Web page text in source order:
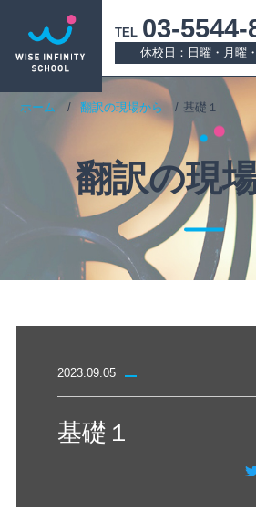
TEL 03-5544-
休校日：日曜・月曜
ホーム 翻訳の現場から 基礎１
翻訳の現
2023.09.05
基礎１